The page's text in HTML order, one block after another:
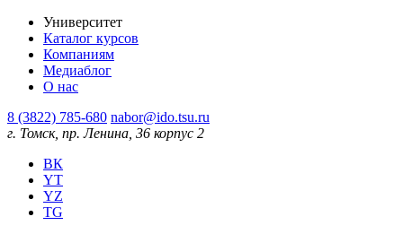
Университет
Каталог курсов
Компаниям
Медиаблог
О нас
8 (3822) 785-680 nabor@ido.tsu.ru
г. Томск, пр. Ленина, 36 корпус 2
ВК
YT
YZ
TG